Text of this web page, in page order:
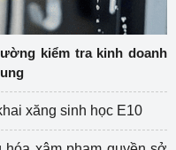
kiểm tra kinh doanh
xăng sinh học E10